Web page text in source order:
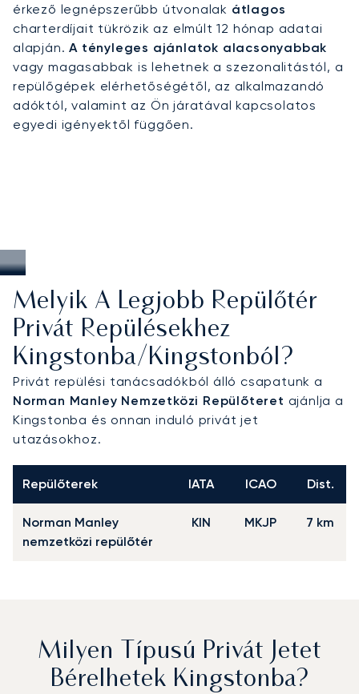
érkező legnépszerűbb útvonalak átlagos
charterdíjait tükrözik az elmúlt 12 hónap adatai
alapján.A tényleges ajánlatok alacsonyabbak
vagy magasabbak is lehetnek a szezonalitástól, a
repülőgépek elérhetőségétől, az alkalmazandó
adóktól, valamint az Ön járatával kapcsolatos
egyedi igényektől függően.
Melyik A Legjobb Repülőtér
Privát Repülésekhez
Kingstonba/Kingstonból?
Privát repülési tanácsadókból álló csapatunk a
Norman Manley Nemzetközi Repülőteret ajánlja a
Kingstonba és onnan induló privát jet
utazásokhoz.
Repülőterek IATA ICAO Dist.
Norman Manley
nemzetközi repülőtér
KIN MKJP 7 km
Milyen Típusú Privát Jetet
Bérelhetek Kingstonba?